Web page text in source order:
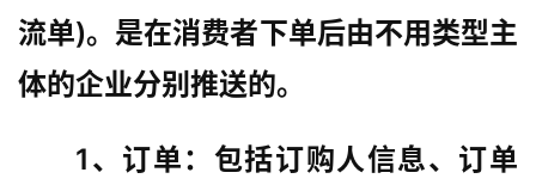
流单)。是在消费者下单后由不用类型主
体的企业分别推送的。
1、订单：包括订购人信息、订单